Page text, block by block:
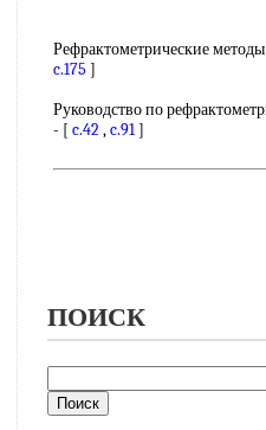
Рефрактометрические
c.175 ]
Руководство по
- [ c.42,c.91]
ПОИСК